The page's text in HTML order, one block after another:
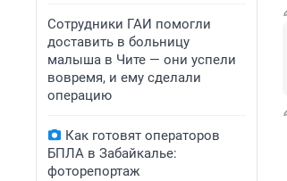
Сотрудники ГАИ помогли
доставить в больницу
малыша в Чите — они успели
вовремя, и ему сделали
операцию
Как готовят операторов
БПЛА в Забайкалье:
фоторепортаж